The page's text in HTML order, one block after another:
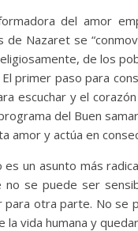
del amor
de Nazaret se
de los
primer paso para
escuchar y el
del Buen
amor y actúa en
un asunto más
no se puede ser
para otra parte. No se
la vida humana y